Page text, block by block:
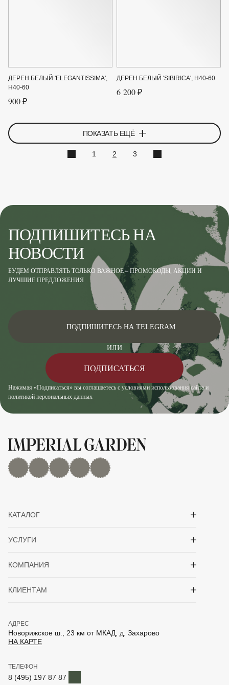
ДЕРЕН БЕЛЫЙ 'ELEGANTISSIMA',
H40-60
900 ₽
ДЕРЕН БЕЛЫЙ 'SIBIRICA', H40-60
6 200 ₽
ПОКАЗАТЬ ЕЩЁ
1 2 3
ПОДПИШИТЕСЬ НА
НОВОСТИ
БУДЕМ ОТПРАВЛЯТЬ ТОЛЬКО ВАЖНОЕ – ПРОМОКОДЫ, АКЦИИ И
ЛУЧШИЕ ПРЕДЛОЖЕНИЯ
Нажимая «Подписаться» вы соглашаетесь с условиями использования сайта и
политикой персональных данных
ПОДПИШИТЕСЬ НА TELEGRAM
ИЛИ
ПОДПИСАТЬСЯ
MAX Дзен YouTuberutubeTelegram
КАТАЛОГ
УСЛУГИ
КОМПАНИЯ
КЛИЕНТАМ
АДРЕС
Новорижское ш., 23 км от МКАД, д. Захарово
НА КАРТЕ
ТЕЛЕФОН
8 (495) 197 87 87